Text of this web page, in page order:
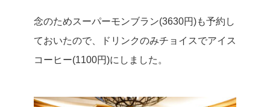
念のためスーパーモンブラン(3630円)も予約し
ておいたので、ドリンクのみチョイスでアイス
コーヒー(1100円)にしました。